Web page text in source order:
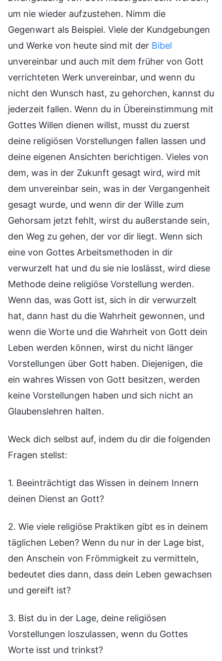
um nie wieder aufzustehen. Nimm die
Gegenwart als Beispiel. Viele der Kundgebungen
und Werke von heute sind mit der Bibel
unvereinbar und auch mit dem früher von Gott
verrichteten Werk unvereinbar, und wenn du
nicht den Wunsch hast, zu gehorchen, kannst du
jederzeit fallen. Wenn du in Übereinstimmung mit
Gottes Willen dienen willst, musst du zuerst
deine religiösen Vorstellungen fallen lassen und
deine eigenen Ansichten berichtigen. Vieles von
dem, was in der Zukunft gesagt wird, wird mit
dem unvereinbar sein, was in der Vergangenheit
gesagt wurde, und wenn dir der Wille zum
Gehorsam jetzt fehlt, wirst du außerstande sein,
den Weg zu gehen, der vor dir liegt. Wenn sich
eine von Gottes Arbeitsmethoden in dir
verwurzelt hat und du sie nie loslässt, wird diese
Methode deine religiöse Vorstellung werden.
Wenn das, was Gott ist, sich in dir verwurzelt
hat, dann hast du die Wahrheit gewonnen, und
wenn die Worte und die Wahrheit von Gott dein
Leben werden können, wirst du nicht länger
Vorstellungen über Gott haben. Diejenigen, die
ein wahres Wissen von Gott besitzen, werden
keine Vorstellungen haben und sich nicht an
Glaubenslehren halten.
Weck dich selbst auf, indem du dir die folgenden
Fragen stellst:
1. Beeinträchtigt das Wissen in deinem Innern
deinen Dienst an Gott?
2. Wie viele religiöse Praktiken gibt es in deinem
täglichen Leben? Wenn du nur in der Lage bist,
den Anschein von Frömmigkeit zu vermitteln,
bedeutet dies dann, dass dein Leben gewachsen
und gereift ist?
3. Bist du in der Lage, deine religiösen
Vorstellungen loszulassen, wenn du Gottes
Worte isst und trinkst?